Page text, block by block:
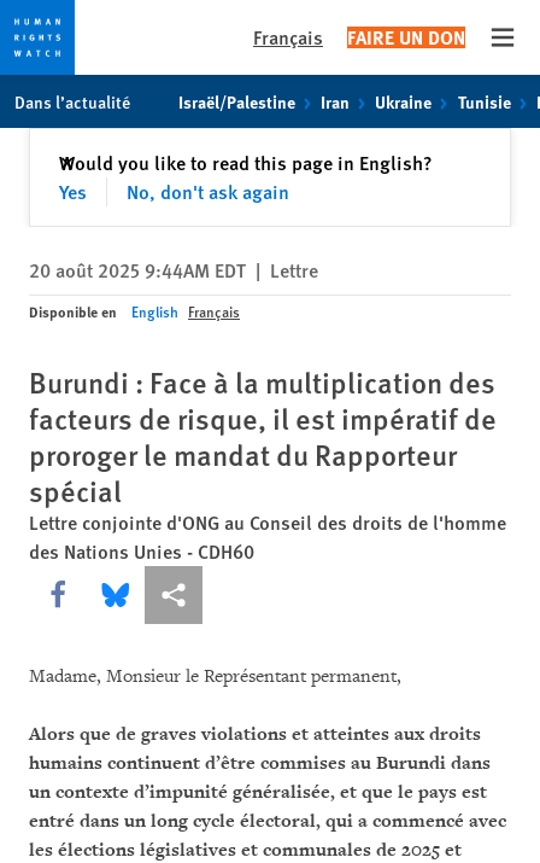
toto
content
Français FAIRE UN DON
Dans l’actualité Israël/Palestine Iran Ukraine Tunisie
Would you like to read this page in English?
Yes
No, don't ask again
✕Fermer
20 août 2025 9:44AM EDT | Lettre
Disponible en English Français
Burundi : Face à la multiplication des
facteurs de risque, il est impératif de
proroger le mandat du Rapporteur
spécial
Lettre conjointe d'ONG au Conseil des droits de l'homme
des Nations Unies - CDH60
Share this via Facebook
Share this via Bluesky
Share this via Partagez
Madame, Monsieur le Représentant permanent,
Alors que de graves violations et atteintes aux droits
humains continuent d’être commises au Bu­run­di dans
un contexte d’impunité généralisée, et que le pays est
entré dans un long cycle électoral, qui a commencé avec
les élections législatives et communales de 2025 et